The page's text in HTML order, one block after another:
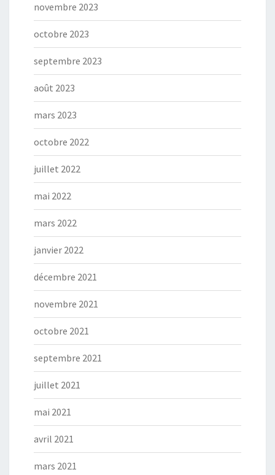
novembre 2023
octobre 2023
septembre 2023
août 2023
mars 2023
octobre 2022
juillet 2022
mai 2022
mars 2022
janvier 2022
décembre 2021
novembre 2021
octobre 2021
septembre 2021
juillet 2021
mai 2021
avril 2021
mars 2021